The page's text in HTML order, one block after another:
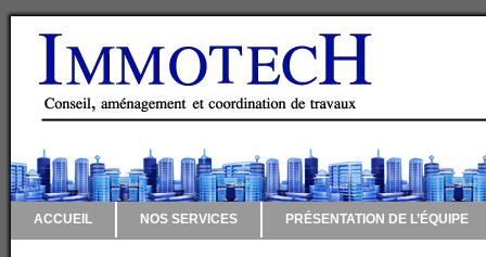
ACCUEIL NOS SERVICES PRÉSENTATION DE L’ÉQUIPE